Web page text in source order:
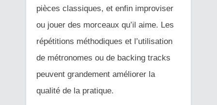
pièces classiques, et enfin improviser
ou jouer des morceaux qu’il aime. Les
répétitions méthodiques et l’utilisation
de métronomes ou de backing tracks
peuvent grandement améliorer la
qualité de la pratique.